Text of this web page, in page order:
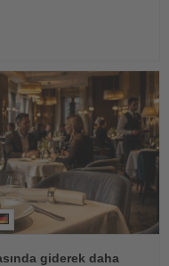
giderek daha